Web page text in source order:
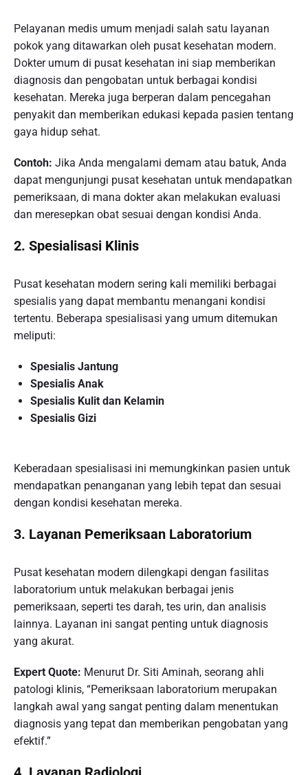
Pelayanan medis umum menjadi salah satu layanan
pokok yang ditawarkan oleh pusat kesehatan modern.
Dokter umum di pusat kesehatan ini siap memberikan
diagnosis dan pengobatan untuk berbagai kondisi
kesehatan. Mereka juga berperan dalam pencegahan
penyakit dan memberikan edukasi kepada pasien tentang
gaya hidup sehat.
Contoh: Jika Anda mengalami demam atau batuk, Anda
dapat mengunjungi pusat kesehatan untuk mendapatkan
pemeriksaan, di mana dokter akan melakukan evaluasi
dan meresepkan obat sesuai dengan kondisi Anda.
2. Spesialisasi Klinis
Pusat kesehatan modern sering kali memiliki berbagai
spesialis yang dapat membantu menangani kondisi
tertentu. Beberapa spesialisasi yang umum ditemukan
meliputi:
Spesialis Jantung
Spesialis Anak
Spesialis Kulit dan Kelamin
Spesialis Gizi
Keberadaan spesialisasi ini memungkinkan pasien untuk
mendapatkan penanganan yang lebih tepat dan sesuai
dengan kondisi kesehatan mereka.
3. Layanan Pemeriksaan Laboratorium
Pusat kesehatan modern dilengkapi dengan fasilitas
laboratorium untuk melakukan berbagai jenis
pemeriksaan, seperti tes darah, tes urin, dan analisis
lainnya. Layanan ini sangat penting untuk diagnosis
yang akurat.
Expert Quote: Menurut Dr. Siti Aminah, seorang ahli
patologi klinis, “Pemeriksaan laboratorium merupakan
langkah awal yang sangat penting dalam menentukan
diagnosis yang tepat dan memberikan pengobatan yang
efektif.”